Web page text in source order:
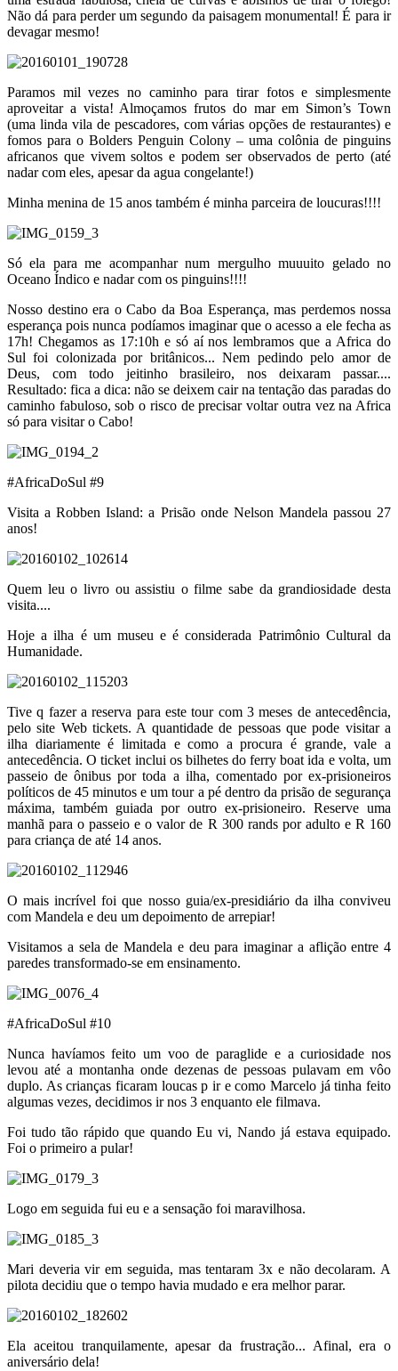
Não dá para perder um segundo da paisagem monumental! É para ir
devagar mesmo!
Paramos mil vezes no caminho para tirar fotos e simplesmente
aproveitar a vista! Almoçamos frutos do mar em Simon’s Town
(uma linda vila de pescadores, com várias opções de restaurantes) e
fomos para o Bolders Penguin Colony – uma colônia de pinguins
africanos que vivem soltos e podem ser observados de perto (até
nadar com eles, apesar da agua congelante!)
Minha menina de 15 anos também é minha parceira de loucuras!!!!
Só ela para me acompanhar num mergulho muuuito gelado no
Oceano Índico e nadar com os pinguins!!!!
Nosso destino era o Cabo da Boa Esperança, mas perdemos nossa
esperança pois nunca podíamos imaginar que o acesso a ele fecha as
17h! Chegamos as 17:10h e só aí nos lembramos que a Africa do
Sul foi colonizada por britânicos... Nem pedindo pelo amor de
Deus, com todo jeitinho brasileiro, nos deixaram passar....
Resultado: fica a dica: não se deixem cair na tentação das paradas do
caminho fabuloso, sob o risco de precisar voltar outra vez na Africa
só para visitar o Cabo!
#AfricaDoSul #9
Visita a Robben Island: a Prisão onde Nelson Mandela passou 27
anos!
Quem leu o livro ou assistiu o filme sabe da grandiosidade desta
visita....
Hoje a ilha é um museu e é considerada Patrimônio Cultural da
Humanidade.
Tive q fazer a reserva para este tour com 3 meses de antecedência,
pelo site Web tickets. A quantidade de pessoas que pode visitar a
ilha diariamente é limitada e como a procura é grande, vale a
antecedência. O ticket inclui os bilhetes do ferry boat ida e volta, um
passeio de ônibus por toda a ilha, comentado por ex-prisioneiros
políticos de 45 minutos e um tour a pé dentro da prisão de segurança
máxima, também guiada por outro ex-prisioneiro. Reserve uma
manhã para o passeio e o valor de R 300 rands por adulto e R 160
para criança de até 14 anos.
O mais incrível foi que nosso guia/ex-presidiário da ilha conviveu
com Mandela e deu um depoimento de arrepiar!
Visitamos a sela de Mandela e deu para imaginar a aflição entre 4
paredes transformado-se em ensinamento.
#AfricaDoSul #10
Nunca havíamos feito um voo de paraglide e a curiosidade nos
levou até a montanha onde dezenas de pessoas pulavam em vôo
duplo. As crianças ficaram loucas p ir e como Marcelo já tinha feito
algumas vezes, decidimos ir nos 3 enquanto ele filmava.
Foi tudo tão rápido que quando Eu vi, Nando já estava equipado.
Foi o primeiro a pular!
Logo em seguida fui eu e a sensação foi maravilhosa.
Mari deveria vir em seguida, mas tentaram 3x e não decolaram. A
pilota decidiu que o tempo havia mudado e era melhor parar.
Ela aceitou tranquilamente, apesar da frustração... Afinal, era o
aniversário dela!